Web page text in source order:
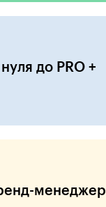
до PRO +
менеджер